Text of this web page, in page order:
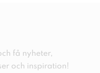
få nyheter,
och inspiration!